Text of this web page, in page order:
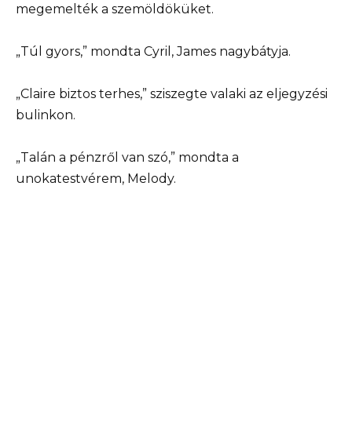
megemelték a szemöldöküket.
„Túl gyors,” mondta Cyril, James nagybátyja.
„Claire biztos terhes,” sziszegte valaki az eljegyzési
bulinkon.
„Talán a pénzről van szó,” mondta a
unokatestvérem, Melody.